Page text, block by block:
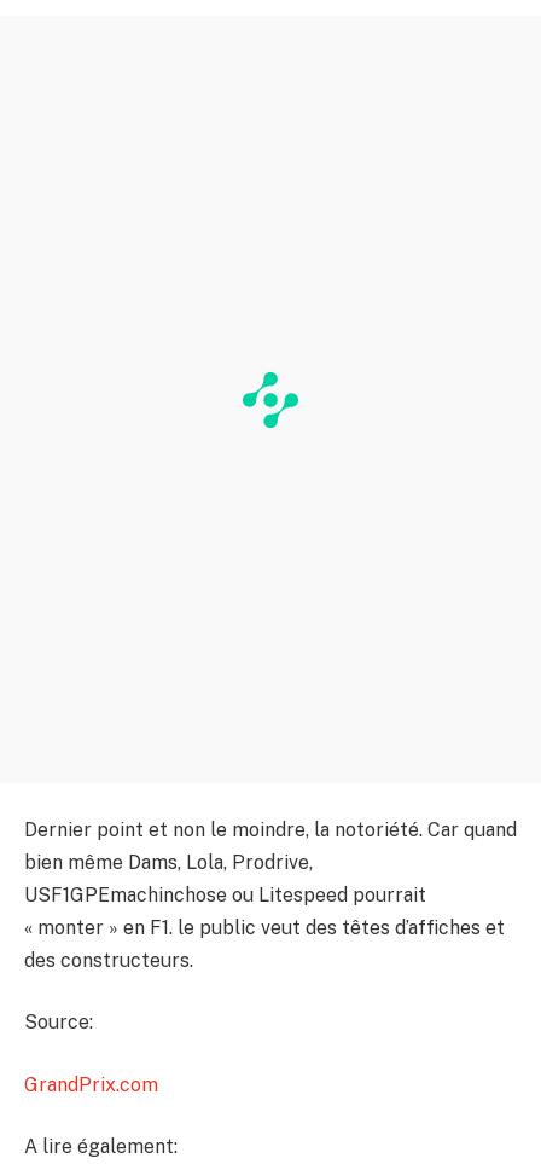
Dernier point et non le moindre, la notoriété. Car quand
bien même Dams, Lola, Prodrive,
USF1GPEmachinchose ou Litespeed pourrait
« monter » en F1. le public veut des têtes d’affiches et
des constructeurs.
Source:
GrandPrix.com
A lire également: